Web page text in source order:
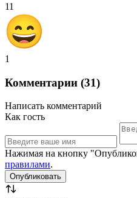
11
1
Комментарии (31)
Написать комментарий
Как гость
Нажимая на кнопку
правилами.